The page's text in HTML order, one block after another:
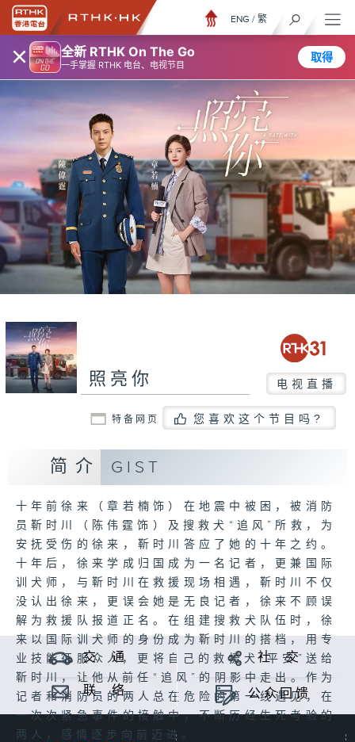
× 全新 RTHK On The Go
一手掌握 RTHK 电台、电视节目
取得
ENG / 繁
照亮你 电视直播
特备网页 您喜欢这个节目吗?
简介 GIST
十年前徐来（章若楠饰）在地震中被困，被消防
员靳时川（陈伟霆饰）及搜救犬“追风”所救，为
安抚受伤的徐来，靳时川答应了她的十年之约。
十年后，徐来学成归国成为一名记者，更兼国际
训犬师，与靳时川在救援现场相遇，靳时川不仅
没认出徐来，更误会她是无良记者，徐来不顾误
解为救援队报道正名。在组建搜救犬队伍时，徐
来以国际训犬师的身份成为靳时川的搭档，用专
业技能征服众人，更将自己的救援犬“平安”送给
靳时川，让他从前任“追风”的阴影中走出。作为
记者和消防员的两人总在危险的第一线遇见，在
一次次紧急事件的接触中，不断历经生死考验的
两人，感情逐步向前迈进。
交 通 社 交
联 络 公众回馈